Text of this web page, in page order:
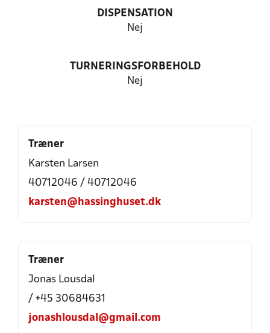
DISPENSATION
Nej
TURNERINGSFORBEHOLD
Nej
Træner
Karsten Larsen
40712046 / 40712046
karsten@hassinghuset.dk
Træner
Jonas Lousdal
/ +45 30684631
jonashlousdal@gmail.com